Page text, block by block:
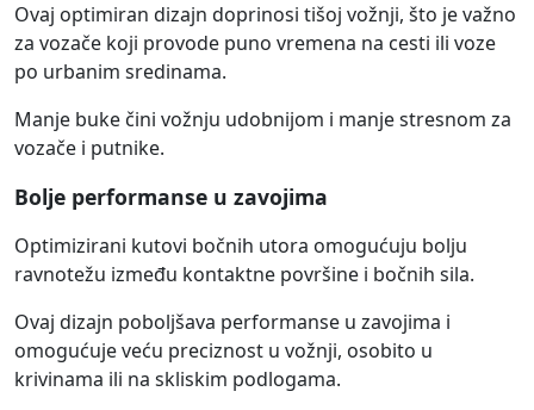
Ovaj optimiran dizajn doprinosi tišoj vožnji, što je važno
za vozače koji provode puno vremena na cesti ili voze
po urbanim sredinama.
Manje buke čini vožnju udobnijom i manje stresnom za
vozače i putnike.
Bolje performanse u zavojima
Optimizirani kutovi bočnih utora omogućuju bolju
ravnotežu između kontaktne površine i bočnih sila.
Ovaj dizajn poboljšava performanse u zavojima i
omogućuje veću preciznost u vožnji, osobito u
krivinama ili na skliskim podlogama.